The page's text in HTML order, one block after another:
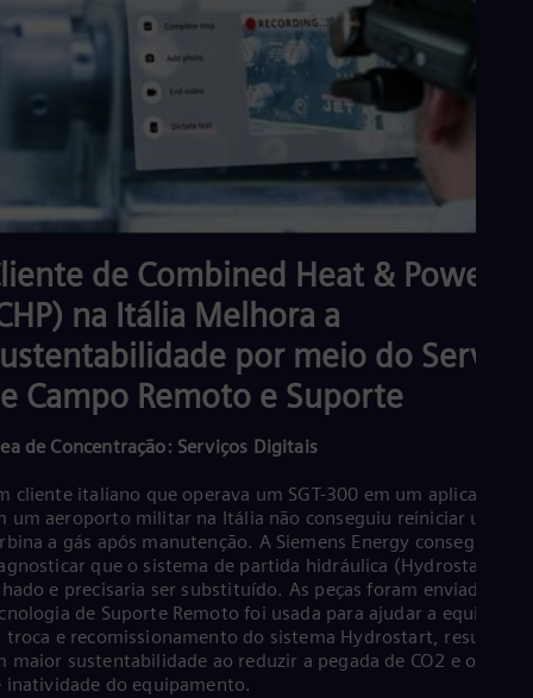
de Combined Heat & Power
na Itália Melhora a
por meio do Serviço
Campo Remoto e Suporte
de Concentração: Serviços Digitais
cliente italiano que operava um SGT-300 em um aplicativo
um aeroporto militar na Itália não conseguiu reiniciar uma
a gás após manutenção. A Siemens Energy conseguiu
que o sistema de partida hidráulica (Hydrostart)
e precisaria ser substituído. As peças foram enviadas e a
de Suporte Remoto foi usada para ajudar a equipe
troca e recomissionamento do sistema Hydrostart,
maior sustentabilidade ao reduzir a pegada de CO2 e o
inatividade do equipamento.